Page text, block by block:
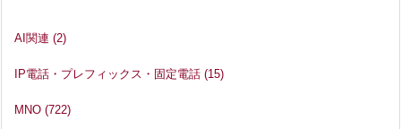
AI関連 (2)
IP電話・プレフィックス・固定電話 (15)
MNO (722)